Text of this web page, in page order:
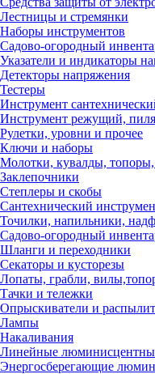
Лестницы и стремянки
Наборы инструментов
Садово-огородный
Указатели и индикаторы
Детекторы напряжения
Тестеры
Инструмент
Инструмент режущий,
Рулетки, уровни и прочее
Ключи и наборы
Молотки, кувалды, топоры,
Заклепочники
Степлеры и скобы
Сантехнический
Точилки, напильники,
Садово-огородный
Шланги и переходники
Секаторы и кусторезы
Лопаты, грабли,
Тачки и тележки
Опрыскиватели и
Лампы
Накаливания
Линейные
Энергосберегающие